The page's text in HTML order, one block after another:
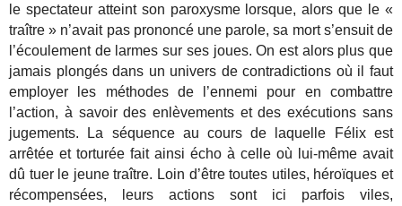
le spectateur atteint son paroxysme lorsque, alors que le «
traître » n’avait pas prononcé une parole, sa mort s’ensuit de
l’écoulement de larmes sur ses joues. On est alors plus que
jamais plongés dans un univers de contradictions où il faut
employer les méthodes de l’ennemi pour en combattre
l’action, à savoir des enlèvements et des exécutions sans
jugements. La séquence au cours de laquelle Félix est
arrêtée et torturée fait ainsi écho à celle où lui-même avait
dû tuer le jeune traître. Loin d’être toutes utiles, héroïques et
récompensées, leurs actions sont ici parfois viles,